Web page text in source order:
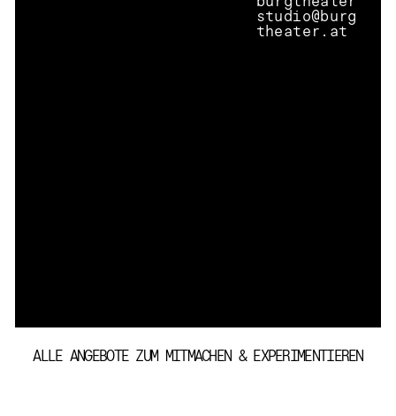
E-Mail Adresse
studio@burg
theater.at
ALLE ANGEBOTE ZUM MITMACHEN & EXPERIMENTIEREN